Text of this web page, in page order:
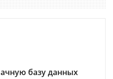
базу данных